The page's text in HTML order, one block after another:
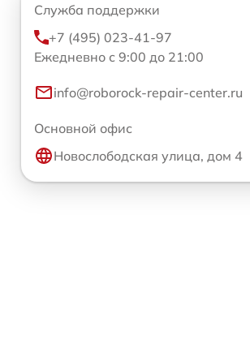
Служба поддержки
+7 (495) 023-41-97
Ежедневно с 9:00 до 21:00
info@roborock-repair-center.ru
Основной офис
Новослободская улица, дом 4